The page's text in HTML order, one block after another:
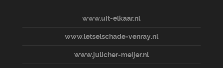
www.uit-elkaar.nl
www.letselschade-venray.nl
www.julicher-meijer.nl